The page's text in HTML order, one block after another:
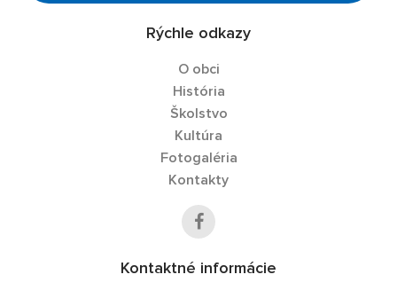
Rýchle odkazy
O obci
História
Školstvo
Kultúra
Fotogaléria
Kontakty
Kontaktné informácie